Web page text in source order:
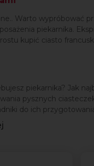
Warto wypróbować
piekarnika.
kupić ciasto
piekarnika? Jak
pysznych
do ich